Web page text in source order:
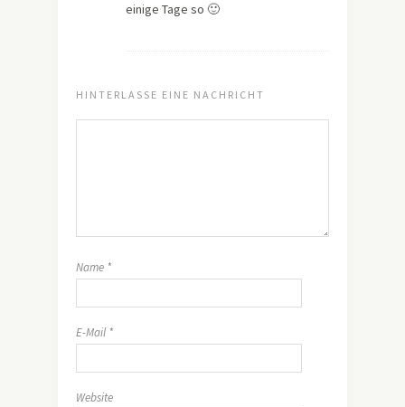
einige Tage so 🙂
HINTERLASSE EINE NACHRICHT
Name *
E-Mail *
Website